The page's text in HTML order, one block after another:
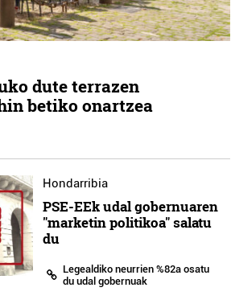
dute terrazen
betiko onartzea
Hondarribia
PSE-EEk udal gobernuaren
"marketin politikoa" salatu
du
Legealdiko neurrien %82a osatu
du udal gobernuak